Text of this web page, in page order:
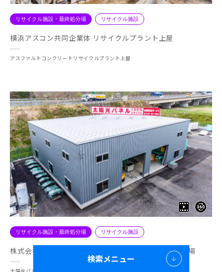
リサイクル施設・最終処分場 リサイクル施設
横浜アスコン共同企業体 リサイクルプラント上屋
アスファルトコンクリートリサイクルプラント上屋
リサイクル施設・最終処分場 リサイクル施設
株式会社環境保全サービス 太陽光パネルリサイクル工場
検索メニュー